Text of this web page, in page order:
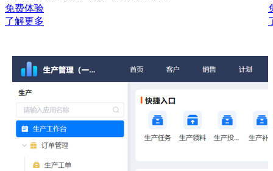
免费体验
了解更多